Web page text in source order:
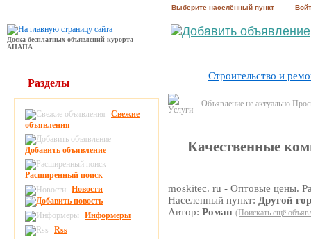
Выберите населённый пункт
Доска бесплатных объявлений курорта
АНАПА
Строительство и
Объявление не актуально
Качественные
moskitec. ru - Оптовые цены.
Населенный пункт: Другой
Автор:Роман (Поискать ещё
Разделы
Свежие
объявления
Добавить объявление
Расширенный поиск
Новости
Информеры
Rss